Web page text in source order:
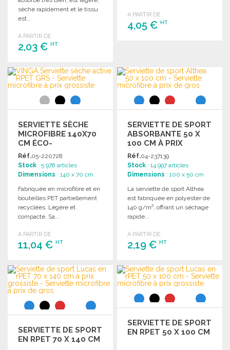
sèche rapidement et le tissu
est...
A PARTIR DE
2,03 € HT
COMMANDER
Demander un devis
A PARTIR DE
4,05 €HT
SERVIETTE SÈCHE
MICROFIBRE 140X70
CM ÉCO-
RESPONSABLE
Réf.05-220728
Stock : 5 978 articles
Dimensions : 140 x 70 cm
Fabriquée en microfibre et en
bouteilles PET partiellement
recyclées. Légère et
compacte. Sa...
A PARTIR DE
11,04 € HT
COMMANDER
Demander un devis
SERVIETTE DE SPORT
ABSORBANTE 50 X
100 CM À PRIX
GROSSISTE
Réf.04-237139
Stock : 14 997 articles
Dimensions : 100 x 50 cm
La serviette de sport Althea
est fabriquée en polyester de
140 g/m², offrant un séchage
rapide...
A PARTIR DE
2,19 €HT
COMMANDER
Demander un devis
SERVIETTE DE SPORT
EN RPET 70 X 140 CM
SERVIETTE DE SPORT
EN RPET 50 X 100 CM